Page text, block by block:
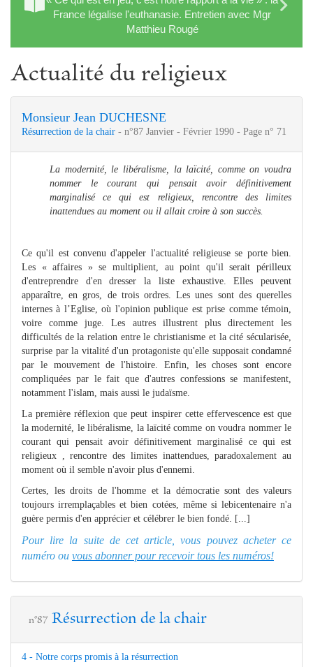
France légalise l'euthanasie. Entretien avec Mgr
Matthieu Rougé
Actualité du religieux
Monsieur Jean DUCHESNE
Résurrection de la chair - n°87 Janvier - Février 1990 - Page n° 71
La modernité, le libéralisme, la laïcité, comme on voudra
nommer le courant qui pensait avoir définitivement
marginalisé ce qui est religieux, rencontre des limites
inattendues au moment ou il allait croire à son succès.
Ce qu'il est convenu d'appeler l'actualité religieuse se porte bien.
Les « affaires » se multiplient, au point qu'il serait périlleux
d'entreprendre d'en dresser la liste exhaustive. Elles peuvent
apparaître, en gros, de trois ordres. Les unes sont des querelles
internes à l’Eglise, où l'opinion publique est prise comme témoin,
voire comme juge. Les autres illustrent plus directement les
difficultés de la relation entre le christianisme et la cité sécularisée,
surprise par la vitalité d'un protagoniste qu'elle supposait condamné
par le mouvement de l'histoire. Enfin, les choses sont encore
compliquées par le fait que d'autres confessions se manifestent,
notamment l'islam, mais aussi le judaïsme.
La première réflexion que peut inspirer cette effervescence est que
la modernité, le libéralisme, la laïcité comme on voudra nommer le
courant qui pensait avoir définitivement marginalisé ce qui est
religieux , rencontre des limites inattendues, paradoxalement au
moment où il semble n'avoir plus d'ennemi.
Certes, les droits de l'homme et la démocratie sont des valeurs
toujours irremplaçables et bien cotées, même si lebicentenaire n'a
guère permis d'en apprécier et célébrer le bien fondé. [...]
Pour lire la suite de cet article, vous pouvez acheter ce
numéro ou vous abonner pour recevoir tous les numéros!
n°87 Résurrection de la chair
4 - Notre corps promis à la résurrection